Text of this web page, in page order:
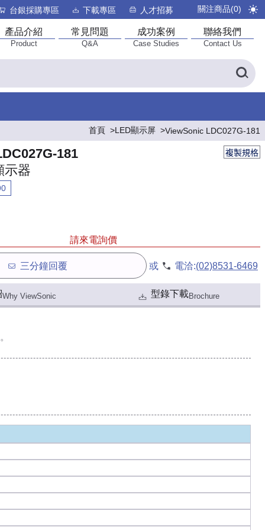
台銀採購專區 下載專區 人才招募 關注商品(0)
產品介紹
Product
常見問題
Q&A
成功案例
Case Studies
聯絡我們
Contact Us
首頁 LED顯示屏 ViewSonic LDC027G-181
複製規格
181
示器
請來電詢價
三分鐘回覆 或 電洽:(02)8531-6469
Why ViewSonic 型錄下載Brochure